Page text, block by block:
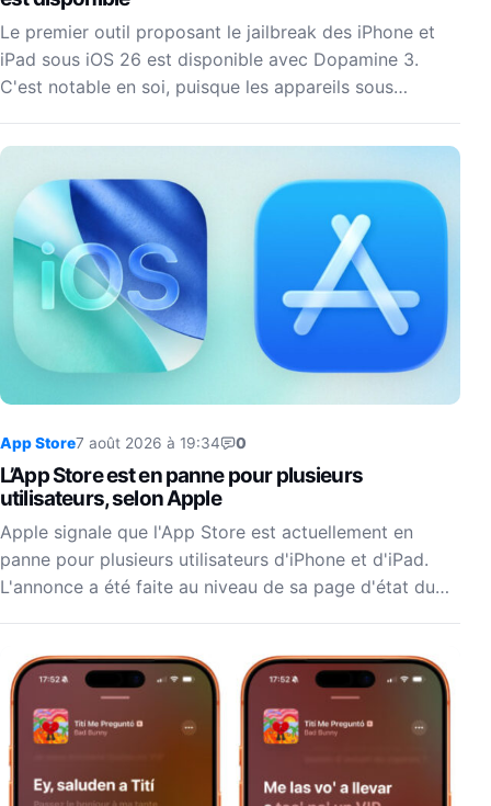
Le premier outil proposant le jailbreak des iPhone et
iPad sous iOS 26 est disponible avec Dopamine 3.
C'est notable en soi, puisque les appareils sous…
App Store7 août 2026 à 19:34 0
L’App Store est en panne pour plusieurs
utilisateurs, selon Apple
Apple signale que l'App Store est actuellement en
panne pour plusieurs utilisateurs d'iPhone et d'iPad.
L'annonce a été faite au niveau de sa page d'état du…